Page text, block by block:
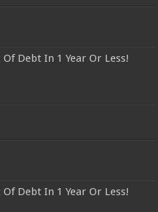
Debt In 1 Year Or Less!
Debt In 1 Year Or Less!